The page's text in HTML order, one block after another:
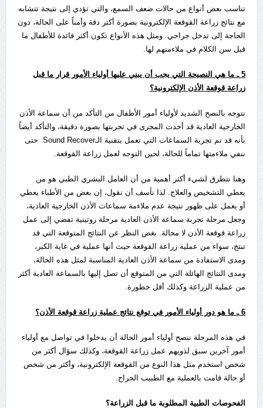
تناسب بعض أنواع من حالات ضعف السمع، والتي تؤدي إلى نتيجة تتشابه
مع نتائج زراعة القوقعة الإلكترونية بصورة أكثر دقة وأمناً على الحالة، دون
الحاجة إلى تدخل جراحي. ومثل هذه الأنواع تكون أكثر فائدة للأطفال ما
قبل سن الكلام في ملاءمتهم لها.
5ـ ما هي النصيحة التي يجب أن يبني عليها أولياء الأمور قرار ما قبل
زراعة قوقعة الأذن الإلكترونية؟
نتوجه بالنصح الشديد لأولياء أمور الأطفال من التأكد من أن سماعة الأذن
الخارجية العادية قد أخذت المجرى في تجربتها بصورة دقيقة، والتأكد أيضاً
بأنه قد تم تجربة السماعات التي تعمل بتقنية الـSound Recover حتى
ننفي ملاءمتها تماماً للحالة، لحين التوجه لعمل زراعة القوقعة.
وهنا نتطرق لشيء أكثر أهمية من أن العامل البشري الطبي هو من
يعطي التشخيص والعلاج. لذا نأسف أن نقول، إن بعض من الأطباء يعطي
أو يعمل على ظهور نتيجة عدم ملاءمة سماعات الأذن الخارجية العادية،
وجعل مرحلة تجربة سماعة الأذن العادية مرحلة روتينية تفضي إلى عمل
زراعة قوقعة الأذن لا محالة. بغض النظر عن النتائج المتوقعة التي قد
تنتج، سواء من عملية زراعة القوقعة حيث أنها عملية في غاية الكبر،
ومدى الاستفادة من سماعة الأذن العادية المناسبة لمثل هذه الحالة،
ومدى النتائج الهائلة التي من المتوقع أن تصل إليها بالسماعة العادية أكثر
من عملية الزراعة وكذلك أقل خطورة.
6ـ ما هو دور أولياء الأمور في توقع نتائج عملية زراعة قوقعة الأذن؟
في هذه المرحلة ننصح أولياء أمور الحالة أن يدخلوا في تواصل مع أولياء
أمور آخرين سبق لذويهم عمل زراعة القوقعة، وكذلك سؤال أكثر من
شخص استخدم مثل هذا النوع من القوقعة الإلكترونية، وأكثر من شخص
أو حالة قامت بالعملية مع الطبيب الجراح.
الفحوصات الطبية المطلوبة ما قبل الزراعة؟